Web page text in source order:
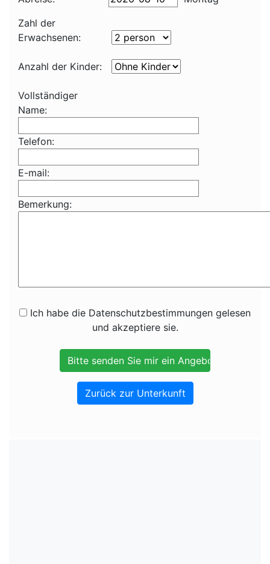
Zahl der
Erwachsenen:
Anzahl der Kinder:
Vollständiger
Name:
Telefon:
E-mail:
Bemerkung:
Ich habe die Datenschutzbestimmungen gelesen
und akzeptiere sie.
Zurück zur Unterkunft